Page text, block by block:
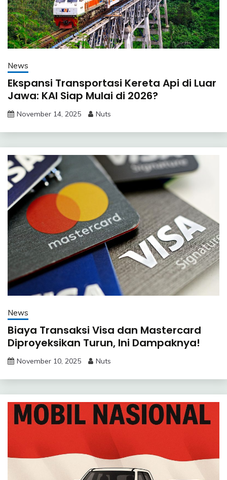
News
Ekspansi Transportasi Kereta Api di Luar
Jawa: KAI Siap Mulai di 2026?
November 14, 2025 Nuts
News
Biaya Transaksi Visa dan Mastercard
Diproyeksikan Turun, Ini Dampaknya!
November 10, 2025 Nuts